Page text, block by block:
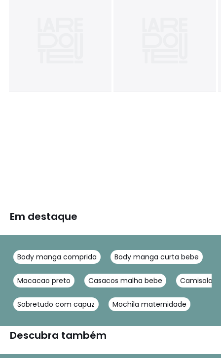
Em destaque
Body manga comprida Body manga curta bebe
Macacao preto Casacos malha bebe Camisola
Sobretudo com capuz Mochila maternidade
Descubra também